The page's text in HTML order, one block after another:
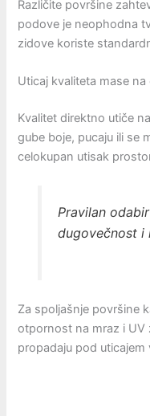
Različite površine
podove je neophodna
zidove koriste
Uticaj kvaliteta mase
Kvalitet direktno utiče
gube boje, pucaju ili se
celokupan utisak
Pravilan
dugovečnost i
Za spoljašnje površine
otpornost na mraz i UV
propadaju pod uticajem